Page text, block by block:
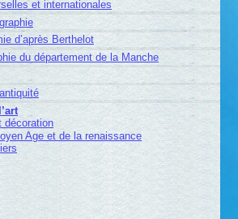
et internationales
d’après Berthelot
du département de la Manche
décoration
Age et de la renaissance